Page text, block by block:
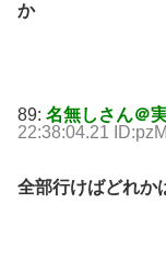
か
89: 名無しさん＠
22:38:04.21
全部行けばどれか